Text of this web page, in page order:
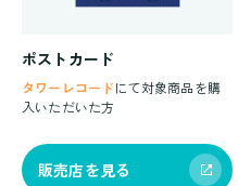
ポストカード
タワーレコード にて対象商品を購
入いただいた方
販売店を見る